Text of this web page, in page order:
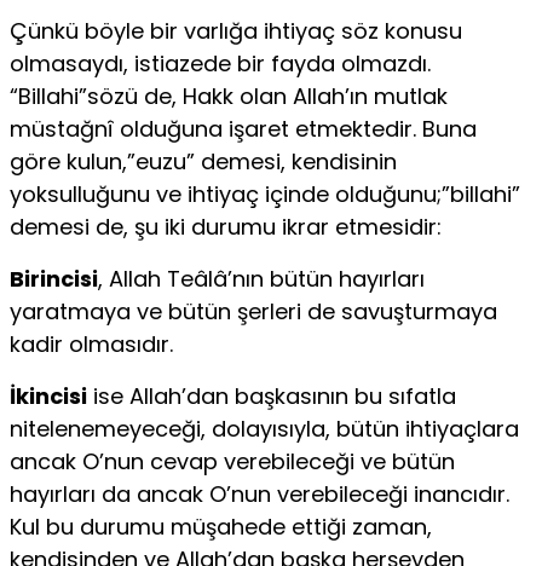
Çünkü böyle bir varlığa ihtiyaç söz konusu
olmasaydı, istiazede bir fayda olmazdı.
“Billahi”sözü de, Hakk olan Allah’ın mutlak
müstağnî olduğuna işaret etmektedir. Buna
göre kulun,”euzu” demesi, kendisinin
yoksulluğunu ve ihtiyaç içinde olduğunu;”billahi”
demesi de, şu iki durumu ikrar etmesidir:
Birincisi, Allah Teâlâ’nın bütün hayırları
yaratmaya ve bütün şerleri de savuşturmaya
kadir olmasıdır.
İkincisi ise Allah’dan başkasının bu sıfatla
nitelenemeyeceği, dolayısıyla, bütün ihtiyaçlara
ancak O’nun cevap verebileceği ve bütün
hayırları da ancak O’nun verebileceği inancıdır.
Kul bu durumu müşahede ettiği zaman,
kendisinden ve Allah’dan başka herşeyden